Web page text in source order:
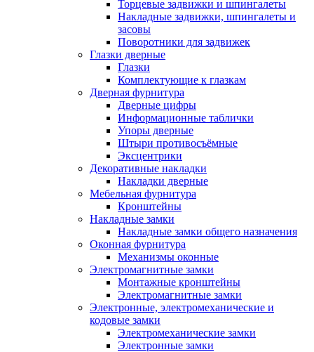
Торцевые задвижки и шпингалеты
Накладные задвижки, шпингалеты и
засовы
Поворотники для задвижек
Глазки дверные
Глазки
Комплектующие к глазкам
Дверная фурнитура
Дверные цифры
Информационные таблички
Упоры дверные
Штыри противосъёмные
Эксцентрики
Декоративные накладки
Накладки дверные
Мебельная фурнитура
Кронштейны
Накладные замки
Накладные замки общего назначения
Оконная фурнитура
Механизмы оконные
Электромагнитные замки
Монтажные кронштейны
Электромагнитные замки
Электронные, электромеханические и
кодовые замки
Электромеханические замки
Электронные замки